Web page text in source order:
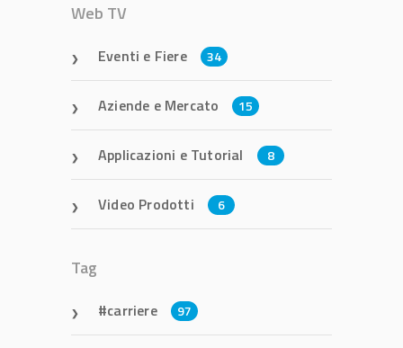
Web TV
Eventi e Fiere 34
Aziende e Mercato 15
Applicazioni e Tutorial 8
Video Prodotti 6
Tag
carriere 97